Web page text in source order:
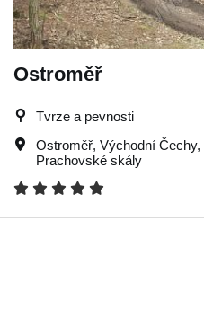
Ostroměř
Tvrze a pevnosti
Ostroměř, Východní Čechy,
Prachovské skály